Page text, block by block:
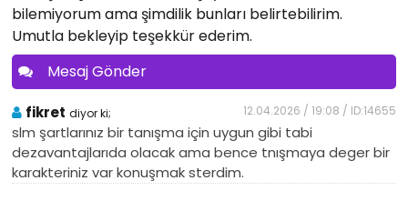
bilemiyorum ama şimdilik bunları belirtebilirim.
Umutla bekleyip teşekkür ederim.
Mesaj Gönder
fikret diyor ki; 12.04.2026 / 19:08 / ID:14655
slm şartlarınız bir tanışma için uygun gibi tabi
dezavantajlarıda olacak ama bence tnışmaya deger bir
karakteriniz var konuşmak sterdim.